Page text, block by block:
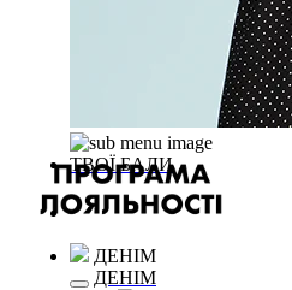
ТВОЇ БАЛИ
ДЕНІМ
ДЕНІМ